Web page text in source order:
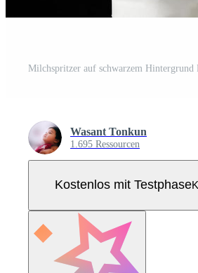
Milchspritzer auf schwarzem Hintergrund
Wasant Tonkun
1.695 Ressourcen
Kostenlos mit Testphase